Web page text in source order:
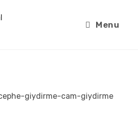
Menu